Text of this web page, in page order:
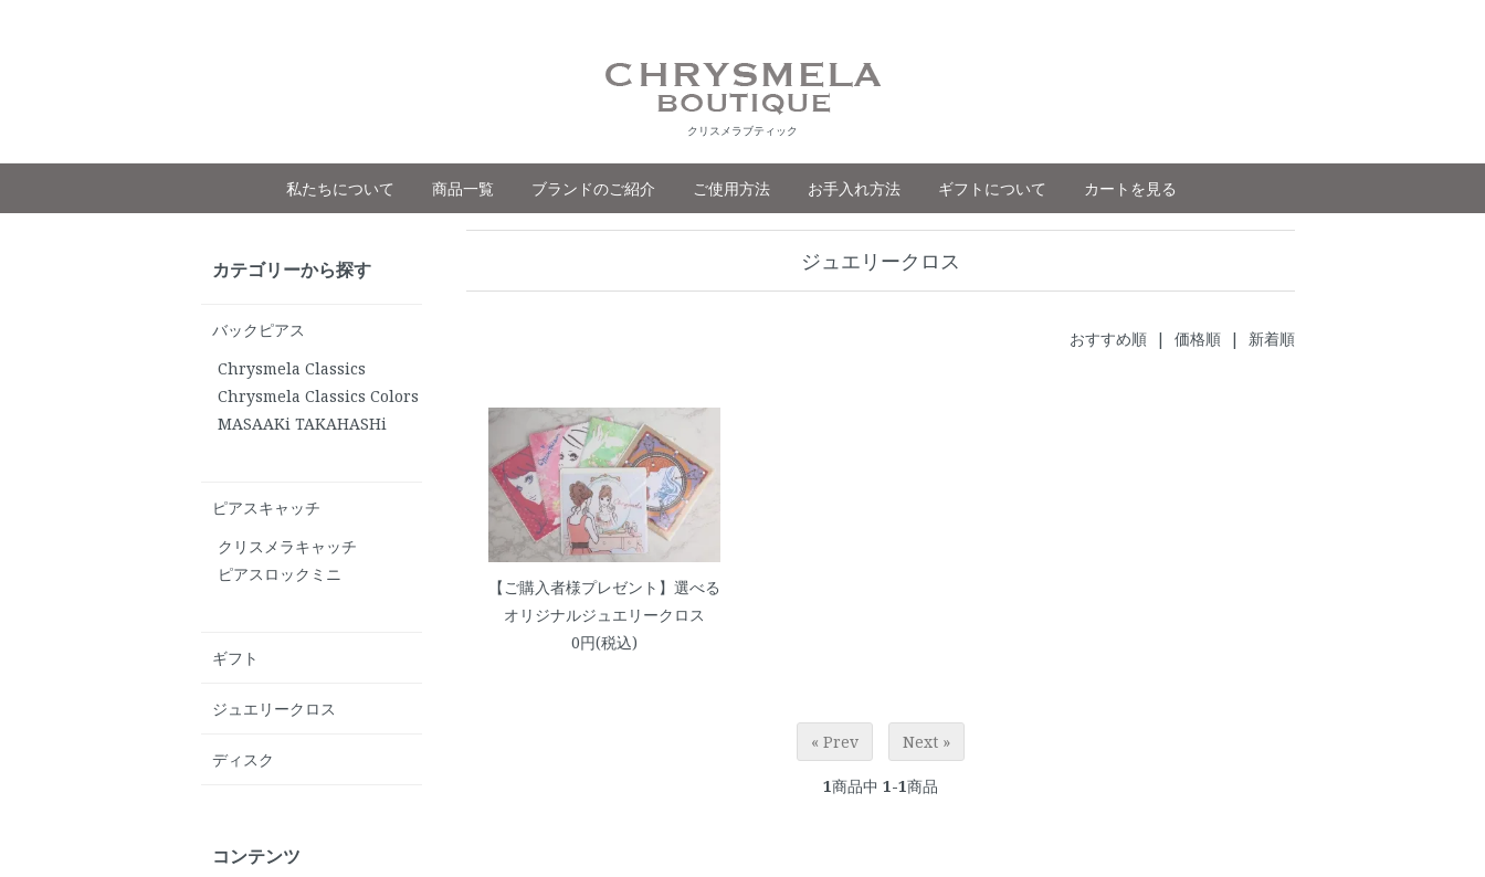
クリスメラブティック
私たちについて 商品一覧 ブランドのご紹介 ご使用方法 お手入れ方法 ギフトについて カートを見る
ジュエリークロス
おすすめ順 | 価格順 | 新着順
【ご購入者様プレゼント】選べる
オリジナルジュエリークロス
0円(税込)
« Prev Next »
1商品中 1-1商品
カテゴリーから探す
バックピアス
Chrysmela Classics
Chrysmela Classics Colors
MASAAKi TAKAHASHi
ピアスキャッチ
クリスメラキャッチ
ピアスロックミニ
ギフト
ジュエリークロス
ディスク
コンテンツ